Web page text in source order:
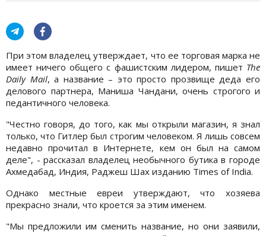
При этом владелец утверждает, что ее торговая марка не
имеет ничего общего с фашистским лидером, пишет The
Daily Mаil, а название – это просто прозвище деда его
делового партнера, Маниша Чандани, очень строгого и
педантичного человека.
"Честно говоря, до того, как мы открыли магазин, я знал
только, что Гитлер был строгим человеком. Я лишь совсем
недавно прочитал в Интернете, кем он был на самом
деле", - рассказал владелец необычного бутика в городе
Ахмедабад, Индия, Раджеш Шах изданию Times of India.
Однако местные евреи утверждают, что хозяева
прекрасно знали, что кроется за этим именем.
"Мы предложили им сменить название, но они заявили,